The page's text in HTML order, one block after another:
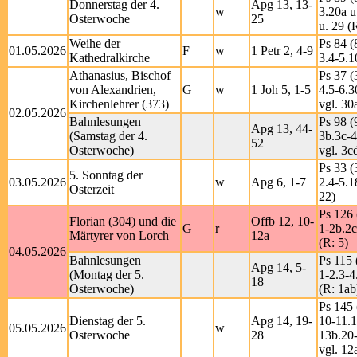
Donnerstag der 4.
Osterwoche
w
Apg 13, 13-
25
3.20a
u. 29
01.05.2026
Weihe der
Kathedralkirche
F w 1 Petr 2, 4-9
Ps 84
3.4-
02.05.2026
Athanasius, Bischof
von Alexandrien,
Kirchenlehrer (373)
G w 1 Joh 5, 1-5
Ps 37
4.5-
vgl.
Bahnlesungen
(Samstag der 4.
Osterwoche)
Apg 13, 44-
52
Ps 98
3b.3c-
vgl.
03.05.2026
5. Sonntag der
Osterzeit
w Apg 6, 1-7
Ps 33
2.4-
22)
04.05.2026
Florian (304) und die
Märtyrer von Lorch
G r
Offb 12, 10-
12a
Ps 126
1-
(R: 5)
Bahnlesungen
(Montag der 5.
Osterwoche)
Apg 14, 5-
18
Ps 115
1-2.3-
(R:
05.05.2026
Dienstag der 5.
Osterwoche
w
Apg 14, 19-
28
Ps 145
10-
vgl.